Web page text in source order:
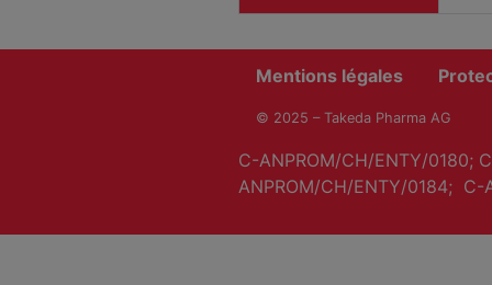
Mentions légales
© 2025 – Takeda Pharma AG
C-ANPROM/CH/ENTY/0180;
ANPROM/CH/ENTY/0184; C-